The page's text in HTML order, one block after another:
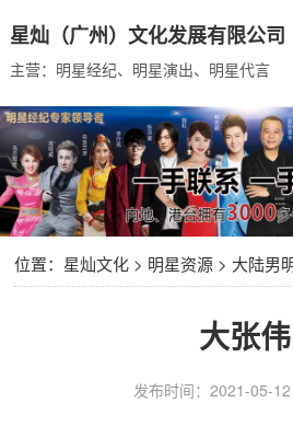
星灿（广州）文化发展有限公司
主营：明星经纪、明星演出、明星代言
位置： 星灿文化> 明星资源> 大陆男
大张伟
发布时间：2021-05-